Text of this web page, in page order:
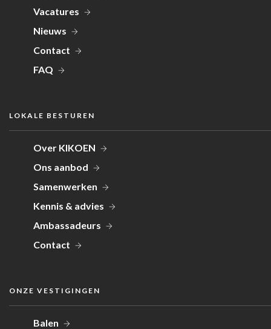
Vacatures
Nieuws
Contact
FAQ
LOKALE BESTUREN
Over KIKOEN
Ons aanbod
Samenwerken
Kennis & advies
Ambassadeurs
Contact
ONZE VESTIGINGEN
Balen